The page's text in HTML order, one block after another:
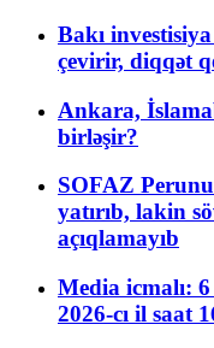
Bakı
çevirir, diqqət
Ankara,
birləşir?
SOFAZ
yatırıb, lakin
açıqlamayıb
Media icmalı:
2026-cı il saat